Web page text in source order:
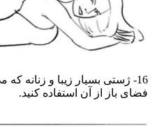
16- ژستی بسیار زیبا و زنانه
فضای باز از آن استفاده کنید.